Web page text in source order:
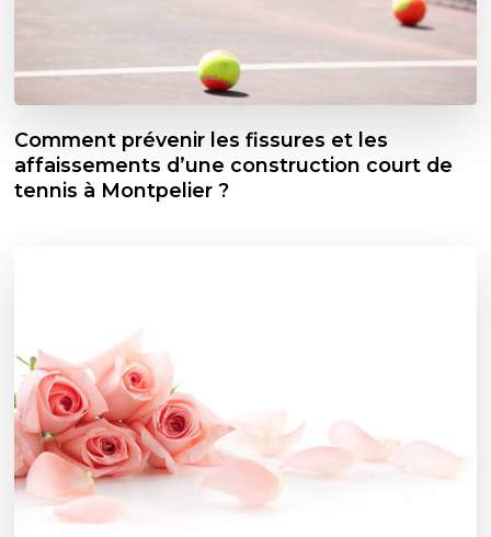
Comment prévenir les fissures et les
affaissements d’une construction court de
tennis à Montpelier ?